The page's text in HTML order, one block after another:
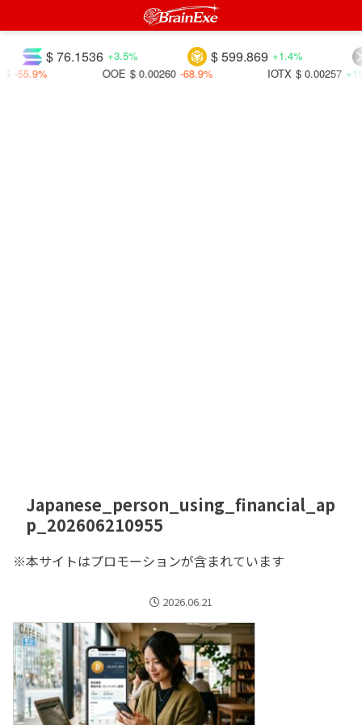
$ 599.869 +1.4%
$ 76.1536 +3.5%
IOTX $ 0.00257
OOE $ 0.00260 -68.9%
-55.9%
Japanese_person_using_financial_ap
p_202606210955
※本サイトはプロモーションが含まれています
2026.06.21